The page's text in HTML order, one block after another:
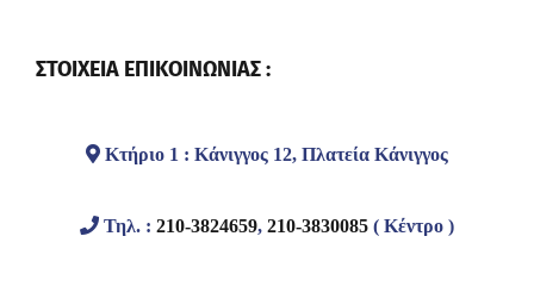
ΣΤΟΙΧΕΙΑ ΕΠΙΚΟΙΝΩΝΙΑΣ :
Κτήριο 1 : Κάνιγγος 12, Πλατεία Κάνιγγος
Τηλ. : 210-3824659, 210-3830085 ( Κέντρο )